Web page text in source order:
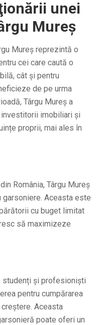
unei
Mureș
Mureș reprezintă o
cei care caută o
cât și pentru
de pe urma
Târgu Mureş a
imobiliari și
proprii, mai ales în
România, Târgu Mureș
Aceasta este
cu buget limitat
să maximizeze
studenți și profesioniști
pentru cumpărarea
Aceasta
poate oferi un